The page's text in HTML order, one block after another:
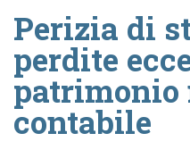
Perizia di
perdite
patrimonio
contabile